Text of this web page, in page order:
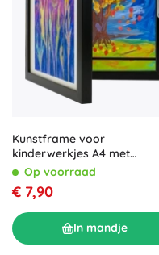
Kunstframe voor
kinderwerkjes A4 met
opbergruimte voor 150
creaties KRUZZEL
Op voorraad
€ 7,90
In mandje